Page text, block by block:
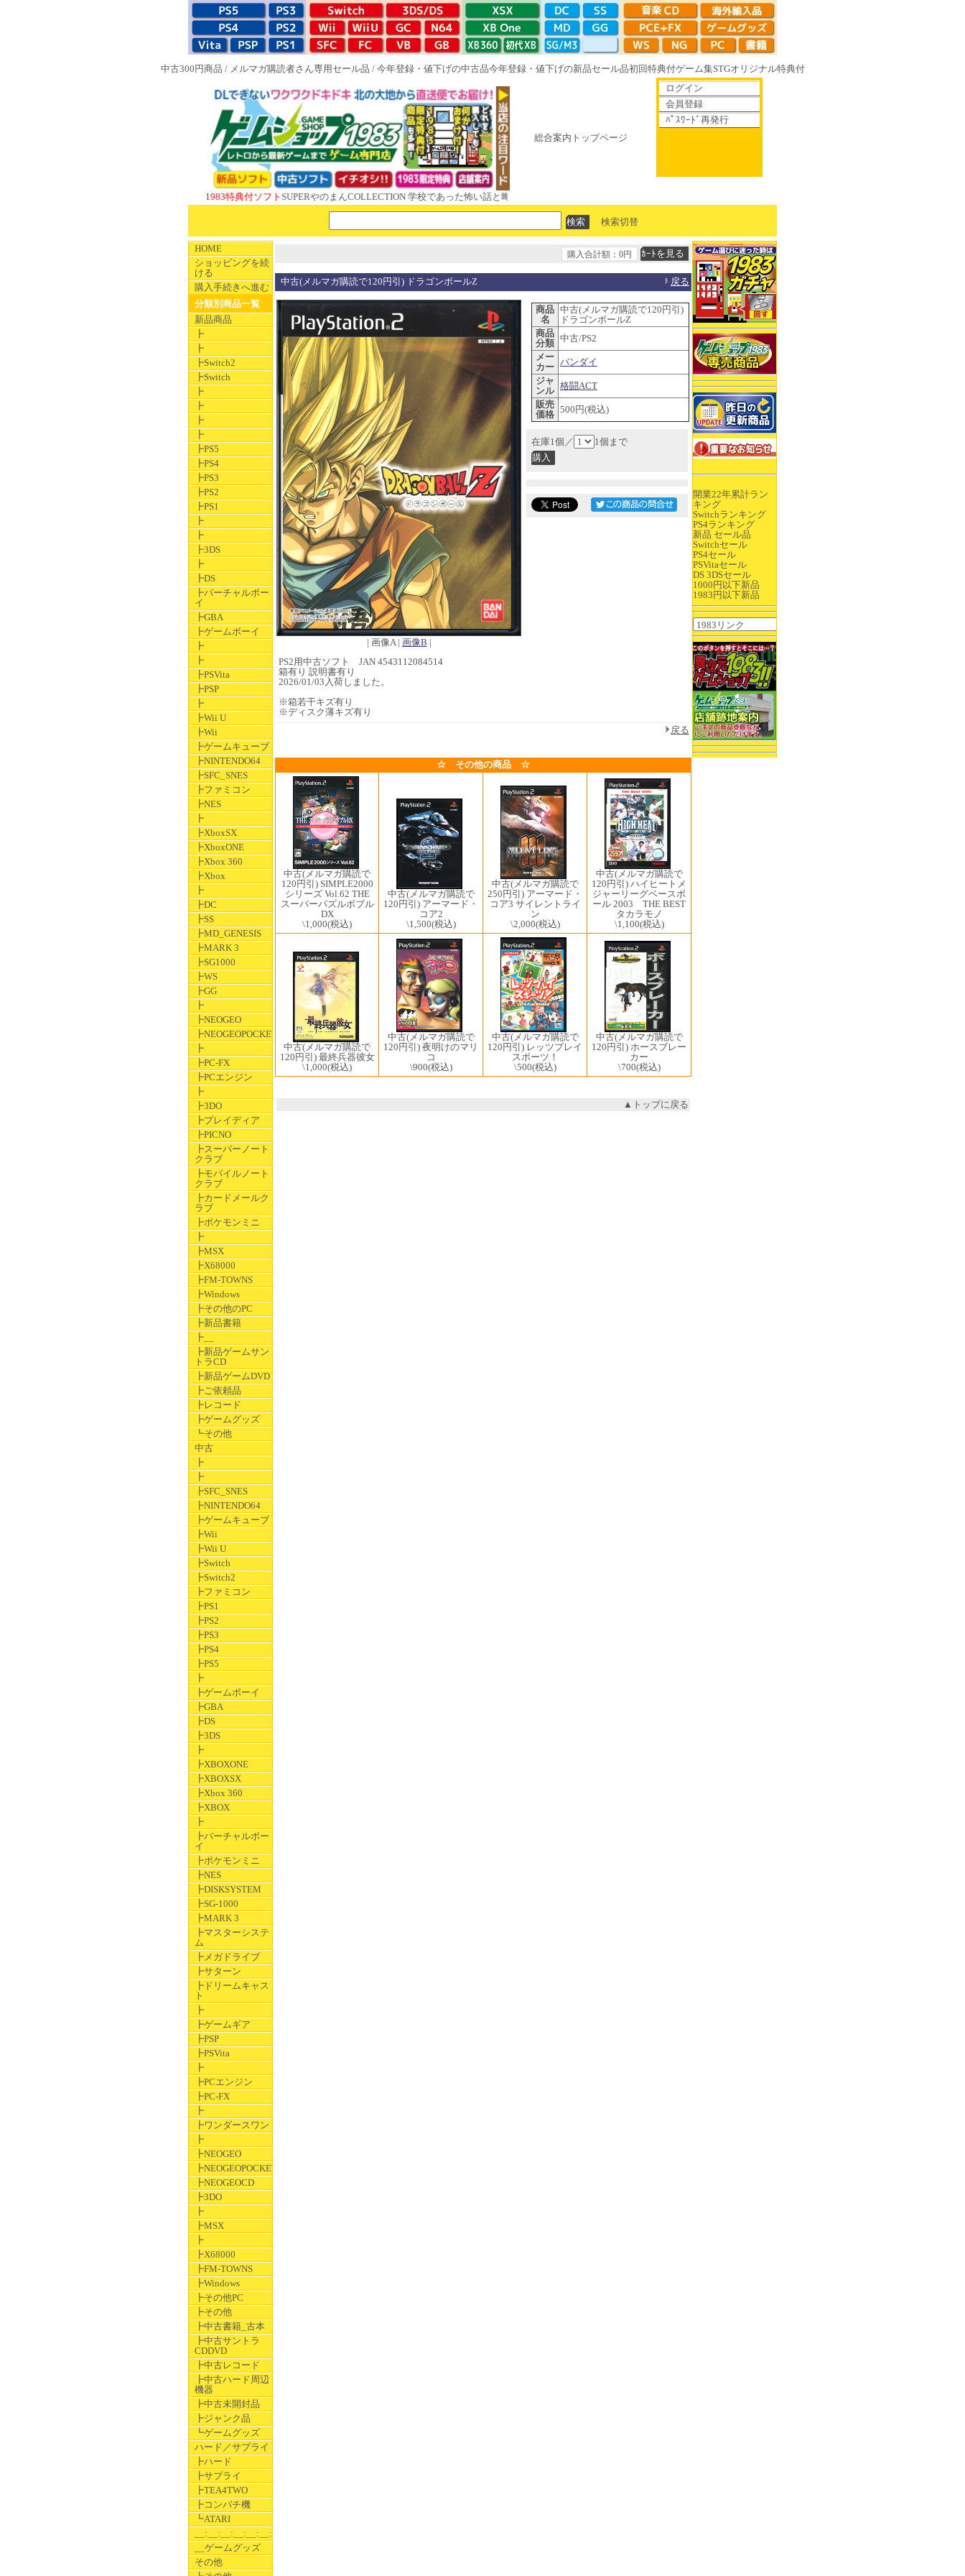
中古300円商品 / メルマガ購読者さん専用セール品 / 今年登録・値下げの中古品今年登録・値下げの新品セール品初回特典付ゲーム集STGオリジナル特典付
総合案内トップページ
NEW 1983特典付ソフトSUPERやのまんCOLLECTION 学校であった怖い話と晦󠄀つきこもり ルート16R やがて散りゆく鏡の花へ 70年代風ロボットアニメ ゲッP-X アレサCOLLECTION 1993-
ログイン
会員登録
ﾊﾟｽﾜｰﾄﾞ再発行
検索切替
HOME
ショッピングを続
ける
購入手続きへ進む
分類別商品一覧
新品商品
┣
┣
┣Switch2
┣Switch
┣
┣
┣
┣
┣PS5
┣PS4
┣PS3
┣PS2
┣PS1
┣
┣
┣3DS
┣
┣DS
┣バーチャルボー
イ
┣GBA
┣ゲームボーイ
┣
┣
┣PSVita
┣PSP
┣
┣Wii U
┣Wii
┣ゲームキューブ
┣NINTENDO64
┣SFC_SNES
┣ファミコン
┣NES
┣
┣XboxSX
┣XboxONE
┣Xbox 360
┣Xbox
┣
┣DC
┣SS
┣MD_GENESIS
┣MARK 3
┣SG1000
┣WS
┣GG
┣
┣NEOGEO
┣NEOGEOPOCKET
┣
┣PC-FX
┣PCエンジン
┣
┣3DO
┣プレイディア
┣PICNO
┣スーパーノート
クラブ
┣モバイルノート
クラブ
┣カードメールク
ラブ
┣ポケモンミニ
┣
┣MSX
┣X68000
┣FM-TOWNS
┣Windows
┣その他のPC
┣新品書籍
┣__
┣新品ゲームサン
トラCD
┣新品ゲームDVD
┣ご依頼品
┣レコード
┣ゲームグッズ
┗その他
中古
┣
┣
┣SFC_SNES
┣NINTENDO64
┣ゲームキューブ
┣Wii
┣Wii U
┣Switch
┣Switch2
┣ファミコン
┣PS1
┣PS2
┣PS3
┣PS4
┣PS5
┣
┣ゲームボーイ
┣GBA
┣DS
┣3DS
┣
┣XBOXONE
┣XBOXSX
┣Xbox 360
┣XBOX
┣
┣バーチャルボー
イ
┣ポケモンミニ
┣NES
┣DISKSYSTEM
┣SG-1000
┣MARK 3
┣マスターシステ
ム
┣メガドライブ
┣サターン
┣ドリームキャス
ト
┣
┣ゲームギア
┣PSP
┣PSVita
┣
┣PCエンジン
┣PC-FX
┣
┣ワンダースワン
┣
┣NEOGEO
┣NEOGEOPOCKET
┣NEOGEOCD
┣3DO
┣
┣MSX
┣
┣X68000
┣FM-TOWNS
┣Windows
┣その他PC
┣その他
┣中古書籍_古本
┣中古サントラ
CDDVD
┣中古レコード
┣中古ハード周辺
機器
┣中古未開封品
┣ジャンク品
┗ゲームグッズ
ハード／サプライ
┣ハード
┣サプライ
┣TEA4TWO
┣コンパチ機
┗ATARI
__:__:__:__:__:__:__
__ゲームグッズ
その他
開業22年累計ラン
キング
Switchランキング
PS4ランキング
新品 セール品
Switchセール
PS4セール
PSVitaセール
DS 3DSセール
1000円以下新品
1983円以下新品
購入合計額：0円
中古(メルマガ購読で120円引) ドラゴンボールZ 戻る
| 画像A | 画像B |
商品
名
中古(メルマガ購読で120円引)
ドラゴンボールZ
商品
分類 中古/PS2
メー
カー バンダイ
ジャ
ンル 格闘ACT
販売
価格 500円(税込)
在庫1個／ 1個まで
PS2用中古ソフト JAN 4543112084514
箱有り 説明書有り
2026/01/03入荷しました。
※箱若干キズ有り
※ディスク薄キズ有り
戻る
☆ その他の商品 ☆
中古(メルマガ購読で
120円引) SIMPLE2000
シリーズ Vol.62 THE
スーパーパズルボブル
DX
\1,000(税込)
中古(メルマガ購読で
120円引) アーマード・
コア2
\1,500(税込)
中古(メルマガ購読で
250円引) アーマード・
コア3 サイレントライ
ン
\2,000(税込)
中古(メルマガ購読で
120円引) ハイヒートメ
ジャーリーグベースボ
ール 2003 THE BEST
タカラモノ
\1,100(税込)
中古(メルマガ購読で
120円引) 最終兵器彼女
\1,000(税込)
中古(メルマガ購読で
120円引) 夜明けのマリ
コ
\900(税込)
中古(メルマガ購読で
120円引) レッツプレイ
スポーツ！
\500(税込)
中古(メルマガ購読で
120円引) ホースブレー
カー
\700(税込)
▲トップに戻る